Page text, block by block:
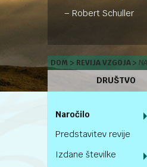
Robert Schuller
DOM REVIJA VZGOJA
DRUŠTVO
Naročilo
Predstavitev revije
Izdane številke